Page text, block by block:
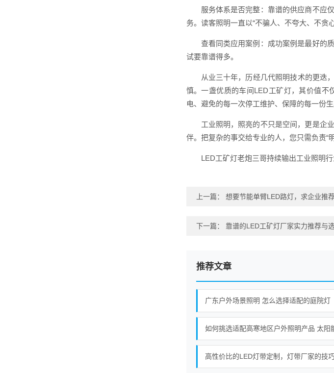
服务体系是否完整：靠谱的供应商不应
务。读客照明一直以“不骗人、不夸大、不贪
查看同类应用案例：成功案例是最好的
试要靠谱得多。
从业三十年，历经几代照明技术的更迭
慎。一盏优质的车间LED工矿灯，其价值
电、避免的每一次停工维护、保障的每一份
工业照明，照亮的不只是空间，更是企
伴。把复杂的事交给专业的人，您只需负责“
LED工矿灯老炮三哥持续输出工业照明
上一篇： 想要节能单臂LED路灯，求企业推
下一篇： 靠谱的LED工矿灯厂家实力推荐与
推荐文章
广东户外场景照明 怎么选择适配的庭院灯
如何挑选适配高寒地区户外照明产品 太阳
高性价比的LED灯带定制，灯带厂家的技